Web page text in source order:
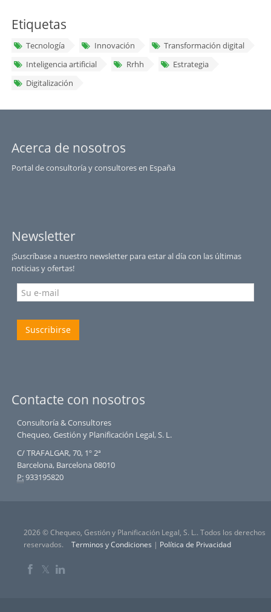
Etiquetas
Tecnología Innovación
Transformación digital
Inteligencia artificial
Rrhh
Estrategia
Digitalización
Acerca de nosotros
Portal de consultoría y consultores en España
Newsletter
¡Suscríbase a nuestro newsletter para estar al día con las últimas
noticias y ofertas!
Suscribirse
Contacte con nosotros
Consultoría & Consultores
Chequeo, Gestión y Planificación Legal, S. L.
C/ TRAFALGAR, 70, 1º 2ª
Barcelona, Barcelona 08010
P:933195820
2026 © Chequeo, Gestión y Planificación Legal, S. L.. Todos los derechos
reservados.
Terminos y Condiciones | Política de Privacidad
𝕏